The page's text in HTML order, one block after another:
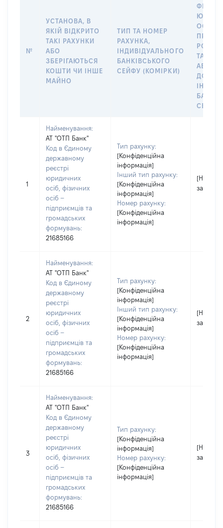
№
УСТАНОВА, В
ЯКІЙ ВІДКРИТО
ТАКІ РАХУНКИ
АБО
ЗБЕРІГАЮТЬСЯ
КОШТИ ЧИ ІНШЕ
МАЙНО
ТИП ТА НОМЕР
РАХУНКА,
ІНДИВІДУАЛЬНОГО
БАНКІВСЬКОГО
СЕЙФУ (КОМІРКИ)
ПРАВО
ТАКИМ
АБО
ДО
СЕЙФУ
1
Найменування:
АТ "ОТП Банк"
Код в Єдиному
державному
реєстрі
юридичних
осіб, фізичних
осіб –
підприємців та
громадських
формувань:
21685166
Тип рахунку:
[Конфіденційна
інформація]
Інший тип рахунку:
[Конфіденційна
інформація]
Номер рахунку:
[Конфіденційна
інформація]
[Не
2
Найменування:
АТ "ОТП Банк"
Код в Єдиному
державному
реєстрі
юридичних
осіб, фізичних
осіб –
підприємців та
громадських
формувань:
21685166
Тип рахунку:
[Конфіденційна
інформація]
Інший тип рахунку:
[Конфіденційна
інформація]
Номер рахунку:
[Конфіденційна
інформація]
[Не
3
Найменування:
АТ "ОТП Банк"
Код в Єдиному
державному
реєстрі
юридичних
осіб, фізичних
осіб –
підприємців та
громадських
формувань:
21685166
Тип рахунку:
[Конфіденційна
інформація]
Номер рахунку:
[Конфіденційна
інформація]
[Не